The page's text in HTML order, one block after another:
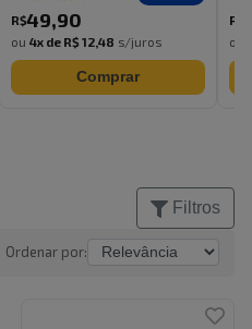
R$49,90
ou 4x de R$ 12,48 s/juros
Comprar
R$
ou
Filtros
Ordenar por: